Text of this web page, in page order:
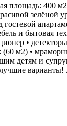
площадь: 400
зелёной
и бытовая
•
(60 м2) •
и